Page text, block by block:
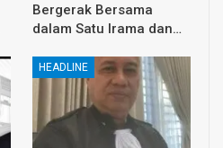
Bergerak Bersama
dalam Satu Irama dan…
HEADLINE